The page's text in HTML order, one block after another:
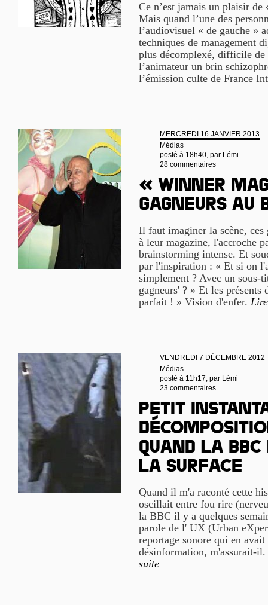
Ce n’est jamais un plaisir
Mais quand l’une des
l’audiovisuel « de gauche »
techniques de management
plus décomplexé, difficile de
l’animateur un brin
l’émission culte de France
MERCREDI 16 JANVIER 2013
Médias
posté à 18h40, par Lémi
28 commentaires
« Winner
gagneurs au
Il faut imaginer la scène,
à leur magazine, l'accroche
brainstorming intense. Et
par l'inspiration : « Et si on
simplement ? Avec un sous-
gagneurs' ? » Et les
parfait ! » Vision d'enfer.
VENDREDI 7 DÉCEMBRE 2012
Médias
posté à 11h17, par Lémi
23 commentaires
Petit
quand la
la surface
Quand il m'a raconté cette
oscillait entre fou rire
la BBC il y a quelques
parole de l' UX (Urban
reportage sonore qui en
désinformation, m'assurait-
suite